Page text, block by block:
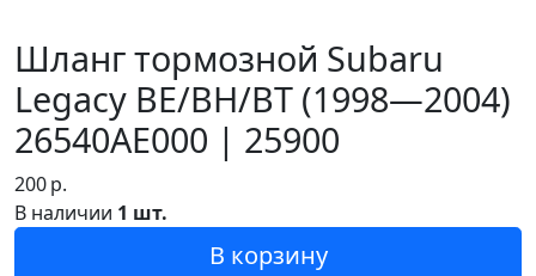
Шланг тормозной Subaru
Legacy BE/BH/BT (1998—2004)
26540AE000 | 25900
200р.
В наличии 1 шт.
В корзину